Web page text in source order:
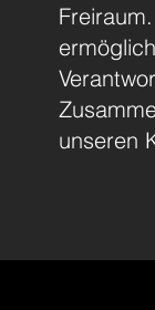
unseren